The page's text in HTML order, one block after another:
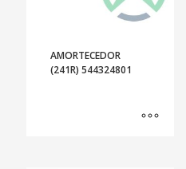
AMORTECEDOR
(241R) 544324801